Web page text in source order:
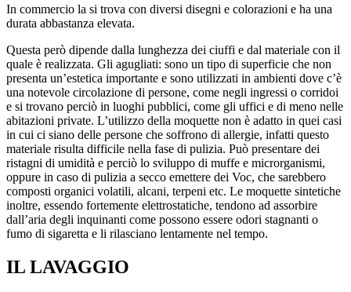
In commercio la si trova con diversi disegni e colorazioni e ha una
durata abbastanza elevata.
Questa però dipende dalla lunghezza dei ciuffi e dal materiale con il
quale è realizzata. Gli agugliati: sono un tipo di superficie che non
presenta un’estetica importante e sono utilizzati in ambienti dove c’è
una notevole circolazione di persone, come negli ingressi o corridoi
e si trovano perciò in luoghi pubblici, come gli uffici e di meno nelle
abitazioni private. L’utilizzo della moquette non è adatto in quei casi
in cui ci siano delle persone che soffrono di allergie, infatti questo
materiale risulta difficile nella fase di pulizia. Può presentare dei
ristagni di umidità e perciò lo sviluppo di muffe e microrganismi,
oppure in caso di pulizia a secco emettere dei Voc, che sarebbero
composti organici volatili, alcani, terpeni etc. Le moquette sintetiche
inoltre, essendo fortemente elettrostatiche, tendono ad assorbire
dall’aria degli inquinanti come possono essere odori stagnanti o
fumo di sigaretta e li rilasciano lentamente nel tempo.
IL LAVAGGIO